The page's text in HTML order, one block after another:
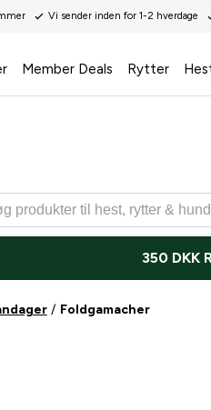
Vi sender inden for 1-2 hverdage
Member Deals Rytter
350 DKK
Foldgamacher